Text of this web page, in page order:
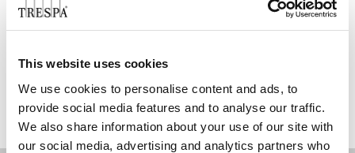
This website uses cookies
We use cookies to personalise content and ads, to
provide social media features and to analyse our traffic.
We also share information about your use of our site with
our social media, advertising and analytics partners who
ZAGŁOSUJ JUŻ DZIŚ!
Home
Project of the
year 2021
4. New Office Building